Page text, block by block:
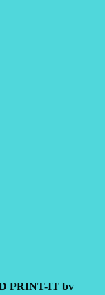
PRINT-IT bv